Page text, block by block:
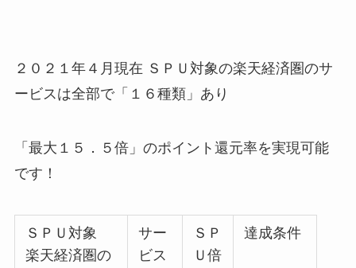
２０２１年４月現在 ＳＰＵ対象の楽天経済圏のサ
ービスは全部で「１６種類」あり
「最大１５．５倍」のポイント還元率を実現可能
です！
ＳＰＵ対象
楽天経済圏の
サー
ビス
ＳＰ
Ｕ倍
達成条件